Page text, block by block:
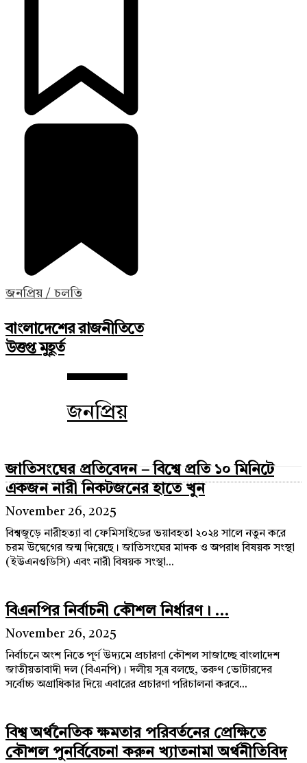
জনপ্রিয় / চলতি
বাংলাদেশের রাজনীতিতে
উত্তপ্ত মুহূর্ত
জনপ্রিয়
জাতিসংঘের প্রতিবেদন – বিশ্বে প্রতি ১০ মিনিটে
একজন নারী নিকটজনের হাতে খুন
November 26, 2025
বিশ্বজুড়ে নারীহত্যা বা ফেমিসাইডের ভয়াবহতা ২০২৪ সালে নতুন করে
চরম উদ্বেগের জন্ম দিয়েছে। জাতিসংঘের মাদক ও অপরাধ বিষয়ক সংস্থা
(ইউএনওডিসি) এবং নারী বিষয়ক সংস্থা...
বিএনপির নির্বাচনী কৌশল নির্ধারণ। ...
November 26, 2025
নির্বাচনে অংশ নিতে পূর্ণ উদ্যমে প্রচারণা কৌশল সাজাচ্ছে বাংলাদেশ
জাতীয়তাবাদী দল (বিএনপি)। দলীয় সূত্র বলছে, তরুণ ভোটারদের
সর্বোচ্চ অগ্রাধিকার দিয়ে এবারের প্রচারণা পরিচালনা করবে...
বিশ্ব অর্থনৈতিক ক্ষমতার পরিবর্তনের প্রেক্ষিতে
কৌশল পুনর্বিবেচনা করুন খ্যাতনামা অর্থনীতিবিদ